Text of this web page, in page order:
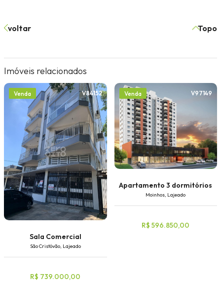
voltar Topo
Imóveis relacionados
Venda V84152
Sala Comercial
São Cristóvão, Lajeado
R$ 739.000,00
Venda V97149
Apartamento 3 dormitórios
Moinhos, Lajeado
R$ 596.850,00